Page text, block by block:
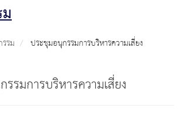
รม ประชุมอนุกรรมการบริหารความเสี่ยง
รมการบริหารความเสี่ยง